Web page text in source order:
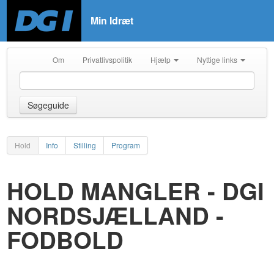
Min Idræt
Om Privatlivspolitik Hjælp Nyttige links
Søgeguide
Hold Info Stilling Program
HOLD MANGLER - DGI
NORDSJÆLLAND -
FODBOLD